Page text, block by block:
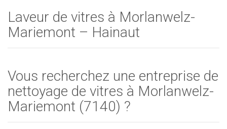
Laveur de vitres à Morlanwelz-
Mariemont – Hainaut
Vous recherchez une entreprise de
nettoyage de vitres à Morlanwelz-
Mariemont (7140) ?